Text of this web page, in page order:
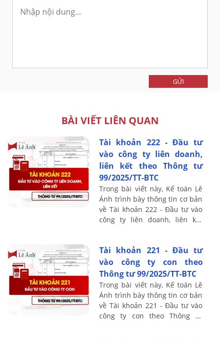
GỬI
BÀI VIẾT LIÊN QUAN
Tài khoản 222 - Đầu tư
vào công ty liên doanh,
liên kết theo Thông tư
99/2025/TT-BTC
Trong bài viết này, Kế toán Lê
Ánh trình bày thông tin cơ bản
về Tài khoản 222 - Đầu tư vào
công ty liên doanh, liên kết
Tài khoản 221 - Đầu tư
vào công ty con theo
Thông tư 99/2025/TT-BTC
Trong bài viết này, Kế toán Lê
Ánh trình bày thông tin cơ bản
về Tài khoản 221 - Đầu tư vào
công ty con theo Thông tư